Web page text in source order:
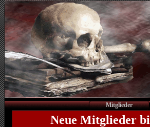
Mitglieder
Neue Mitglieder